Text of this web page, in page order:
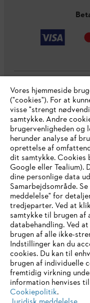
Virksomheden
STIHL FAQ
Service
Generelle vilkår og
Juridisk meddelelse
Juridisk information
IHR
Sie nutzen einen
eine optimale Nutzung
einem der folgenden
Vores hjemmeside
("cookies"). For at
visse "strengt
samtykke. Andre
brugervenligheden og
herunder analyse af
oprettelse af
dit samtykke. Cookies
Google eller Tealium).
dine personlige data
Samarbejdsområde.
meddelelse" for
tredjeparter. Ved at
samtykke til brugen af
databehandling. Ved
brugen af alle ikke-
Indstillinger kan du
cookies. Du kan til
brugen af individuelle
fremtidig virkning
information henvises
Cookiepolitik.